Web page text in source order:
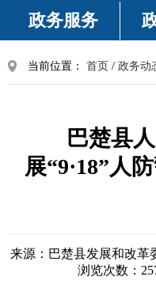
政务服务
当前位置： 首页 / 政务动
巴楚县
展“9·18”人
来源：巴楚县发展和改革
浏览次数：